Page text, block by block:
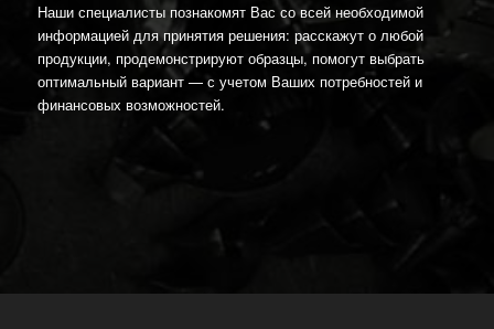
Наши специалисты познакомят Вас со всей необходимой
информацией для принятия решения: расскажут о любой
продукции, продемонстрируют образцы, помогут выбрать
оптимальный вариант — с учетом Ваших потребностей и
финансовых возможностей.